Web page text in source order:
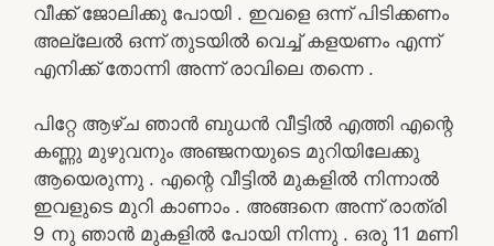
വീക്ക് ജോലിക്കു പോയി . ഇവളെ ഒന്ന് പിടിക്കണം
അല്ലേൽ ഒന്ന് തുടയിൽ വെച്ച് കളയണം എന്ന്
എനിക്ക് തോന്നി അന്ന് രാവിലെ തന്നെ .
പിറ്റേ ആഴ്ച ഞാൻ ബുധൻ വീട്ടിൽ എത്തി എന്റെ
കണ്ണു മുഴുവനും അഞ്ജനയുടെ മുറിയിലേക്കു
ആയെരുന്നു . എന്റെ വീട്ടിൽ മുകളിൽ നിന്നാൽ
ഇവളുടെ മുറി കാണാം . അങ്ങനെ അന്ന് രാത്രി
9 നു ഞാൻ മുകളിൽ പോയി നിന്നു . ഒരു 11 മണി